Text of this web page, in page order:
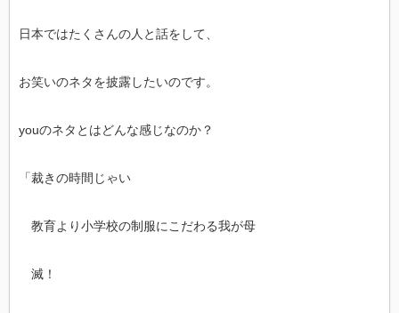
日本ではたくさんの人と話をして、
お笑いのネタを披露したいのです。
youのネタとはどんな感じなのか？
「裁きの時間じゃい
教育より小学校の制服にこだわる我が母
滅！